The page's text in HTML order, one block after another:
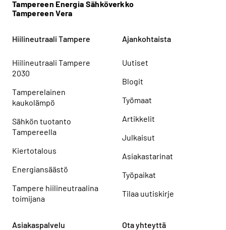
Tampereen Energia Sähköverkko
Tampereen Vera
Hiilineutraali Tampere
Hiilineutraali Tampere
2030
Tamperelainen
kaukolämpö
Sähkön tuotanto
Tampereella
Kiertotalous
Energiansäästö
Tampere hiilineutraalina
toimijana
Ajankohtaista
Uutiset
Blogit
Työmaat
Artikkelit
Julkaisut
Asiakastarinat
Työpaikat
Tilaa uutiskirje
Asiakaspalvelu Ota yhteyttä